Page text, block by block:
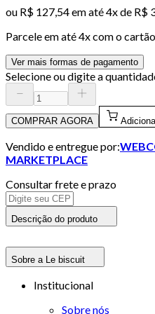
ou R$ 127,54em até4x de R$
Parcele em até4x com o cartão
Ver mais formas de pagamento
Selecione ou digite a
COMPRAR AGORA
Vendido e entregue por:
MARKETPLACE
Consultar frete e prazo
Descrição do produto
Sobre a Le biscuit
Institucional
Sobre nós